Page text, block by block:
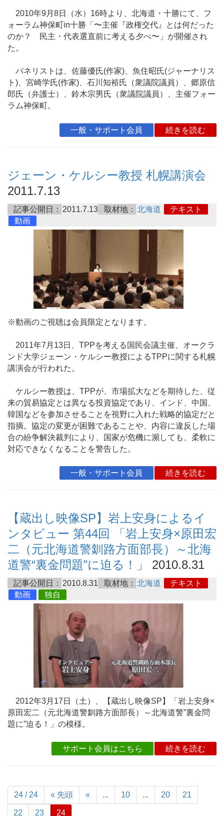
2010年9月8日（水）16時より、北海道・十勝にて、フ
ォーラム神保町in十勝「〜主催『政権交代』とは何だった
のか？ 民主・代表選直前に考える夕べ〜」が開催され
た。
パネリストは、佐藤優氏(作家)、魚住昭氏(ジャーナリス
ト)、宮崎学氏(作家)、石川知裕氏（衆議院議員）、郷原信
郎氏（弁護士）、鈴木宗男氏（衆議院議員）、主催フォー
ラム神保町。
一般・サポート会員 続きを読む
ジェーン・ケルシー教授 札幌講演会
2011.7.13
記事公開日： 2011.7.13 取材地： 北海道
テキスト
動画
※動画のご視聴は会員限定となります。
2011年7月13日、TPPを考える国民会議主催、オークラ
ンド大学ジェーン・ケルシー教授によるTPPに関する札幌
講演会が行われた。
ケルシー教授は、TPPが、市場拡大などを期待した、従
来の貿易協定とは異なる投資協定であり、インド、中国、
韓国などを参加させることを視野に入れた戦略的協定だと
指摘。協定の変更が困難であることや、内容に違反した場
合の紛争解決裁判により、国家が危機に瀕しても、柔軟に
対応できなくなることを警告した。
一般・サポート会員 続きを読む
【蔵出し映像SP】岩上安身によるイ
ンタビュー 第44回 「岩上安身×原田宏
二（元北海道警釧路方面部長）～北海
道警“裏金問題”に迫る！」
2010.8.31
記事公開日： 2010.8.31 取材地： 北海道
テキスト
動画
独自
2012年3月17日（土）、【蔵出し映像SP】「岩上安身×
原田宏二（元北海道警釧路方面部長）～北海道警”裏金問
題に”迫る！」の模様。
サポート会員はこちら 続きを読む
24 / 24 « 先頭 « ... 10 ... 20 21
22 23 24